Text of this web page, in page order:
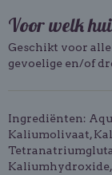
Voor welk
Geschikt voor
gevoelige en/of
Ingrediënten:
Kaliumolivaat,